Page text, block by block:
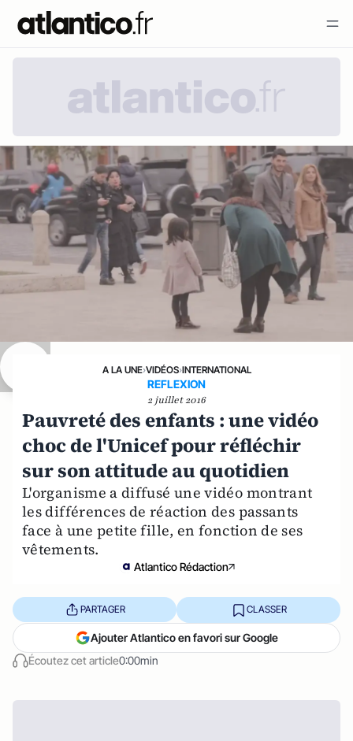
A LA UNE›VIDÉOS›INTERNATIONAL
REFLEXION
2 juillet 2016
Pauvreté des enfants : une vidéo
choc de l'Unicef pour réfléchir
sur son attitude au quotidien
L'organisme a diffusé une vidéo montrant
les différences de réaction des passants
face à une petite fille, en fonction de ses
vêtements.
Atlantico Rédaction
Écoutez cet article0:00min
PARTAGER CLASSER
Ajouter Atlantico en favori sur Google